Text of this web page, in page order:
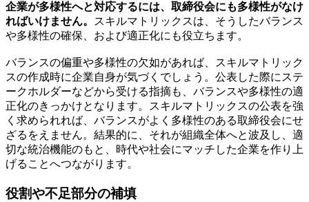
企業が多様性へと対応するには、取締役会にも多様性がなけ
ればいけません。 スキルマトリックスは、そうしたバランス
や多様性の確保、および適正化にも役立ちます。
バランスの偏重や多様性の欠如があれば、スキルマトリック
スの作成時に企業自身が気づくでしょう。公表した際にステ
ークホルダーなどから受ける指摘も、バランスや多様性の適
正化のきっかけとなります。スキルマトリックスの公表を強
く求められれば、バランスがよく多様性のある取締役会にせ
ざるをえません。結果的に、それが組織全体へと波及し、適
切な統治機能のもと、時代や社会にマッチした企業を作り上
げることへつながります。
役割や不足部分の補填